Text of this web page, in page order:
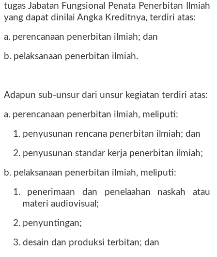
tugas Jabatan Fungsional Penata Penerbitan Ilmiah
yang dapat dinilai Angka Kreditnya, terdiri atas:
a. perencanaan penerbitan ilmiah; dan
b. pelaksanaan penerbitan ilmiah.
Adapun sub-unsur dari unsur kegiatan terdiri atas:
a. perencanaan penerbitan ilmiah, meliputi:
1. penyusunan rencana penerbitan ilmiah; dan
2. penyusunan standar kerja penerbitan ilmiah;
b. pelaksanaan penerbitan ilmiah, meliputi:
1. penerimaan dan penelaahan naskah atau
materi audiovisual;
2. penyuntingan;
3. desain dan produksi terbitan; dan